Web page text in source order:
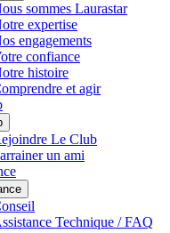
sommes Laurastar
expertise
engagements
confiance
histoire
et agir
Le Club
un ami
Technique / FAQ